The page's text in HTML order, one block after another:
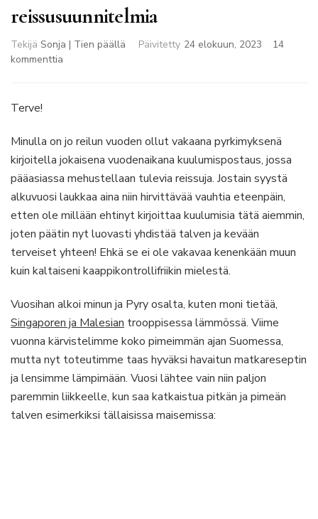
reissusuunnitelmia
Tekijä Sonja | Tien päällä Päivitetty 24 elokuun, 2023
14
kommenttia
Terve!
Minulla on jo reilun vuoden ollut vakaana pyrkimyksenä
kirjoitella jokaisena vuodenaikana kuulumispostaus, jossa
pääasiassa mehustellaan tulevia reissuja. Jostain syystä
alkuvuosi laukkaa aina niin hirvittävää vauhtia eteenpäin,
etten ole millään ehtinyt kirjoittaa kuulumisia tätä aiemmin,
joten päätin nyt luovasti yhdistää talven ja kevään
terveiset yhteen! Ehkä se ei ole vakavaa kenenkään muun
kuin kaltaiseni kaappikontrollifriikin mielestä.
Vuosihan alkoi minun ja Pyry osalta, kuten moni tietää,
Singaporen ja Malesian trooppisessa lämmössä. Viime
vuonna kärvistelimme koko pimeimmän ajan Suomessa,
mutta nyt toteutimme taas hyväksi havaitun matkareseptin
ja lensimme lämpimään. Vuosi lähtee vain niin paljon
paremmin liikkeelle, kun saa katkaistua pitkän ja pimeän
talven esimerkiksi tällaisissa maisemissa: